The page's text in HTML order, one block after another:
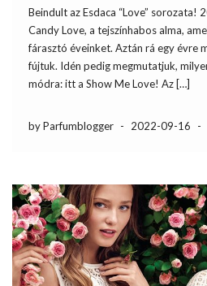
Beindult az Esdaca “Love” sorozata!
Candy Love, a tejszínhabos alma,
fárasztó éveinket. Aztán rá egy évre
fújtuk. Idén pedig megmutatjuk,
módra: itt a Show Me Love! Az […]
by Parfumblogger - 2022-09-16 -